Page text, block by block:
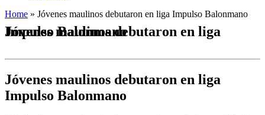
Home » Jóvenes maulinos debutaron en liga Impulso Balonmano
Jóvenes maulinos debutaron en liga Impulso Balonmano
Jóvenes maulinos debutaron en liga
Impulso Balonmano